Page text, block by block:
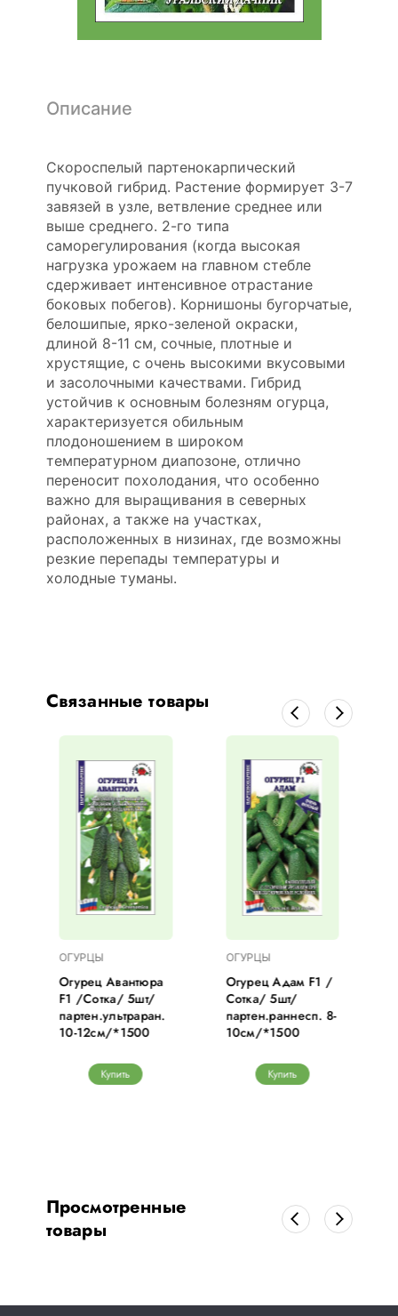
Описание
Скороспелый партенокарпический
пучковой гибрид. Растение формирует 3-7
завязей в узле, ветвление среднее или
выше среднего. 2-го типа
саморегулирования (когда высокая
нагрузка урожаем на главном стебле
сдерживает интенсивное отрастание
боковых побегов). Корнишоны бугорчатые,
белошипые, ярко-зеленой окраски,
длиной 8-11 см, сочные, плотные и
хрустящие, с очень высокими вкусовыми
и засолочными качествами. Гибрид
устойчив к основным болезням огурца,
характеризуется обильным
плодоношением в широком
температурном диапозоне, отлично
переносит похолодания, что особенно
важно для выращивания в северных
районах, а также на участках,
расположенных в низинах, где возможны
резкие перепады температуры и
холодные туманы.
Связанные товары
ОГУРЦЫ
Огурец Авантюра
F1 /Сотка/ 5шт/
партен.ультраран.
10-12см/*1500
Купить
ОГУРЦЫ
Огурец Адам F1 /
Сотка/ 5шт/
партен.раннесп. 8-
10см/*1500
Купить
Просмотренные
товары